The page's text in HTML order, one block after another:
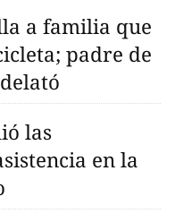
a familia que
padre de
las
en la